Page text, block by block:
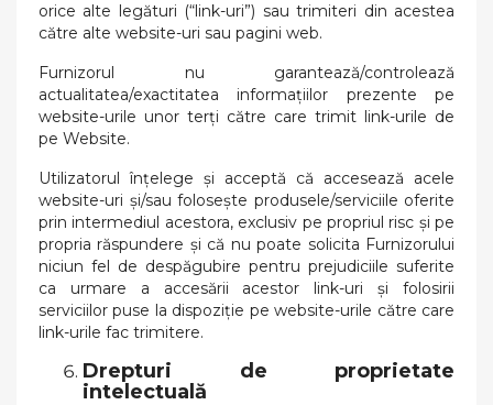
orice alte legături (“link-uri”) sau trimiteri din acestea
către alte website-uri sau pagini web.
Furnizorul nu garantează/controlează
actualitatea/exactitatea informațiilor prezente pe
website-urile unor terți către care trimit link-urile de
pe Website.
Utilizatorul înțelege și acceptă că accesează acele
website-uri și/sau folosește produsele/serviciile oferite
prin intermediul acestora, exclusiv pe propriul risc și pe
propria răspundere și că nu poate solicita Furnizorului
niciun fel de despăgubire pentru prejudiciile suferite
ca urmare a accesării acestor link-uri și folosirii
serviciilor puse la dispoziție pe website-urile către care
link-urile fac trimitere.
Drepturi de proprietate
intelectuală